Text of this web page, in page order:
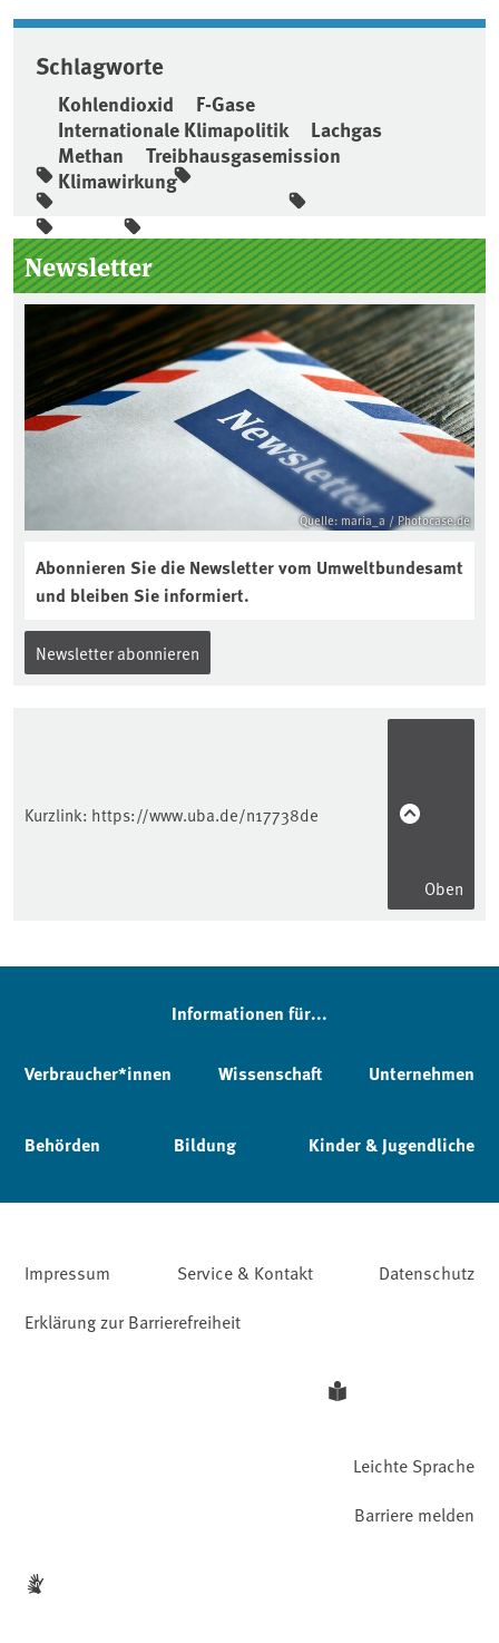
Schlagworte
Kohlendioxid
F-Gase
Internationale Klimapolitik
Lachgas
Methan
Treibhausgasemission
Klimawirkung
Seitenleiste
Newsletter
Quelle: maria_a / Photocase.de
Abonnieren Sie die Newsletter vom Umweltbundesamt
und bleiben Sie informiert.
Newsletter abonnieren
Kurzlink: https://www.uba.de/n17738de
Oben
Informationen für...
Verbraucher*innen Wissenschaft Unternehmen
Behörden Bildung Kinder & Jugendliche
Impressum Service & Kontakt
Datenschutz
Erklärung zur Barrierefreiheit
Leichte Sprache
Barriere melden